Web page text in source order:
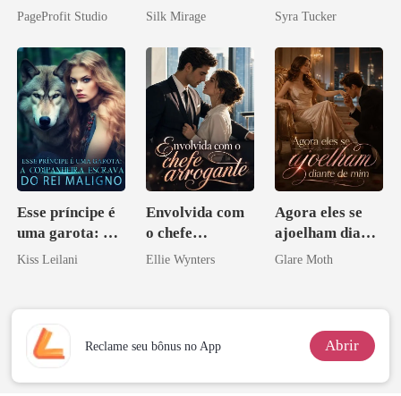
o do Alfa: O
da Híbrida
PageProfit Studio
obsessão eterna
Silk Mirage Syra Tucker
Esse príncipe é
uma garota: A
companheira
Kiss Leilani
Envolvida com
o chefe
arrogante
Ellie Wynters
Agora eles se
ajoelham diante
de mim
Glare Moth
Reclame seu bônus no App Abrir